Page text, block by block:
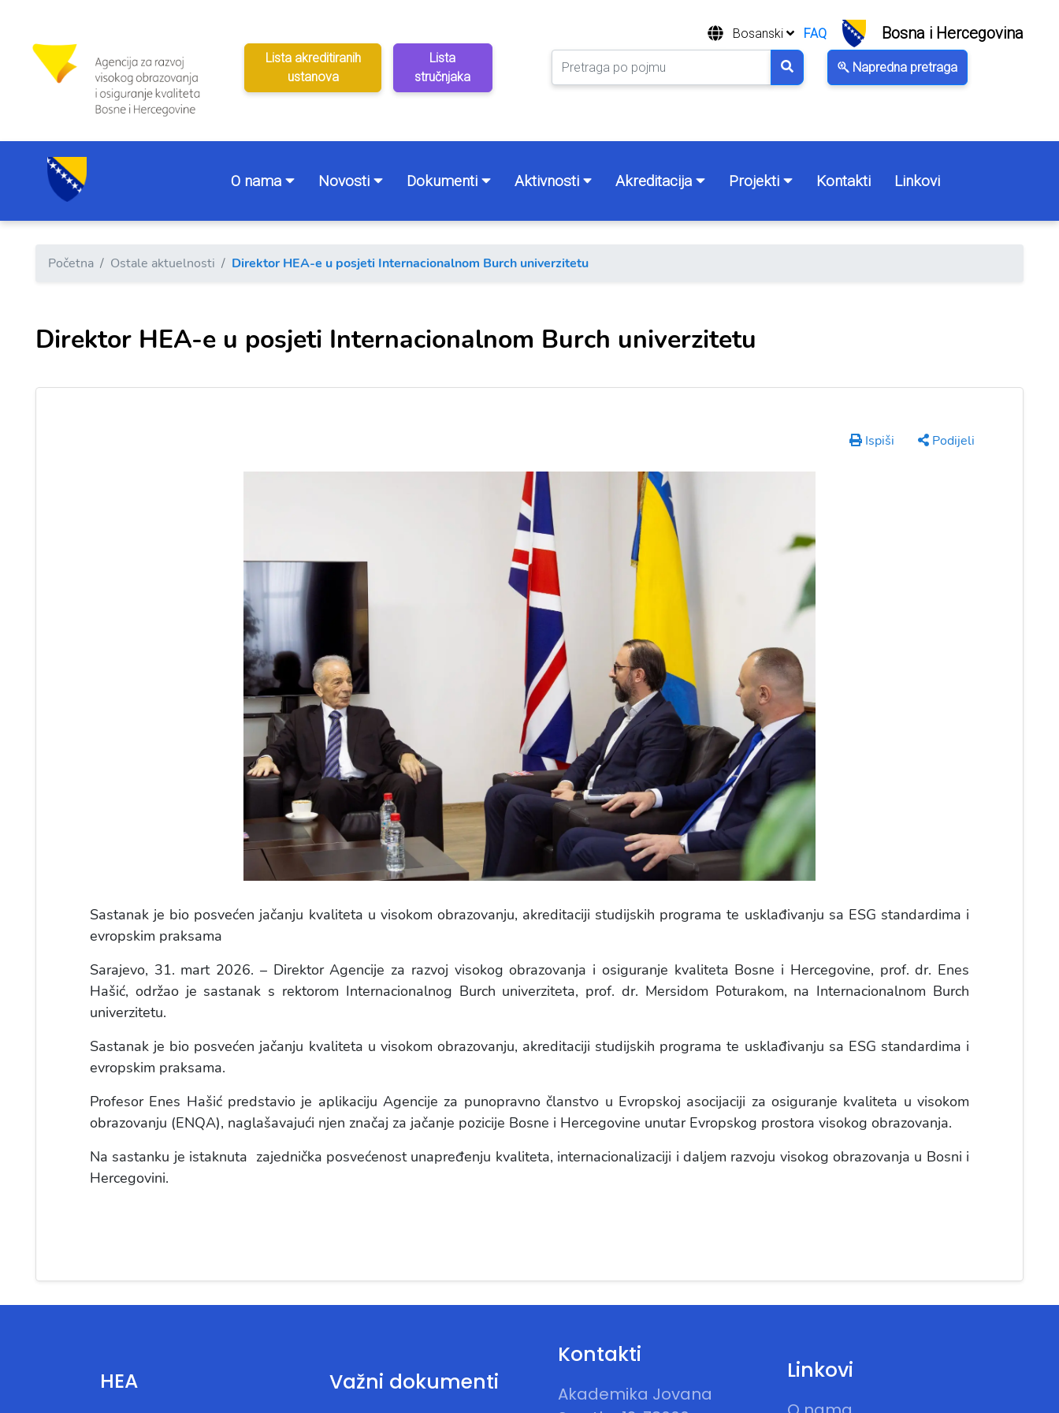
Lista akreditiranih
ustanova
Lista
stručnjaka
Napredna pretraga
Bosanski FAQ Bosna i Hercegovina
O nama Novosti Dokumenti Aktivnosti Akreditacija Projekti Kontakti Linkovi
Početna Ostale aktuelnosti Direktor HEA-e u posjeti Internacionalnom Burch univerzitetu
Direktor HEA-e u posjeti Internacionalnom Burch univerzitetu
Ispiši Podijeli
Sastanak je bio posvećen jačanju kvaliteta u visokom obrazovanju, akreditaciji studijskih programa te usklađivanju sa ESG standardima i
evropskim praksama
Sarajevo, 31. mart 2026. – Direktor Agencije za razvoj visokog obrazovanja i osiguranje kvaliteta Bosne i Hercegovine, prof. dr. Enes
Hašić, održao je sastanak s rektorom Internacionalnog Burch univerziteta, prof. dr. Mersidom Poturakom, na Internacionalnom Burch
univerzitetu.
Sastanak je bio posvećen jačanju kvaliteta u visokom obrazovanju, akreditaciji studijskih programa te usklađivanju sa ESG standardima i
evropskim praksama.
Profesor Enes Hašić predstavio je aplikaciju Agencije za punopravno članstvo u Evropskoj asocijaciji za osiguranje kvaliteta u visokom
obrazovanju (ENQA), naglašavajući njen značaj za jačanje pozicije Bosne i Hercegovine unutar Evropskog prostora visokog obrazovanja.
Na sastanku je istaknuta zajednička posvećenost unapređenju kvaliteta, internacionalizaciji i daljem razvoju visokog obrazovanja u Bosni i
Hercegovini.
HEA Važni dokumenti
Kontakti
Akademika Jovana
Linkovi